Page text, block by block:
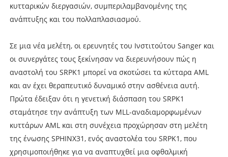
κυτταρικών διεργασιών, συμπεριλαμβανομένης της
ανάπτυξης και του πολλαπλασιασμού.
Σε μια νέα μελέτη, οι ερευνητές του Ινστιτούτου Sanger και
οι συνεργάτες τους ξεκίνησαν να διερευνήσουν πώς η
αναστολή του SRPK1 μπορεί να σκοτώσει τα κύτταρα AML
και αν έχει θεραπευτικό δυναμικό στην ασθένεια αυτή.
Πρώτα έδειξαν ότι η γενετική διάσπαση του SRPK1
σταμάτησε την ανάπτυξη των MLL-αναδιαμορφωμένων
κυττάρων AML και στη συνέχεια προχώρησαν στη μελέτη
της ένωσης SPHINX31, ενός αναστολέα του SRPK1, που
χρησιμοποιήθηκε για να αναπτυχθεί μια οφθαλμική